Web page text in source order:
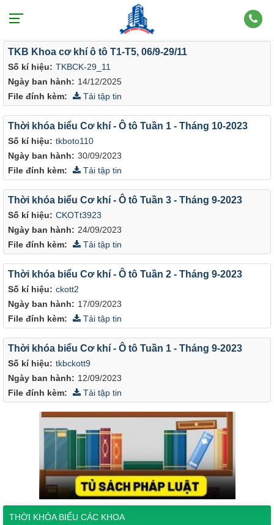
Văn bản theo cơ quan ban hành: KHOA CƠ KHÍ - Ô TÔ
Số kí hiệu: TKBCK-29_11
Ngày ban hành: 14/12/2025
TKB Khoa cơ khí ô tô T1-T5, 06/9-29/11
File đính kèm: Tải tập tin
Số kí hiệu: tkboto110
Ngày ban hành: 30/09/2023
Thời khóa biểu Cơ khí - Ô tô Tuần 1 - Tháng 10-2023
File đính kèm: Tải tập tin
Số kí hiệu: CKOTt3923
Ngày ban hành: 24/09/2023
Thời khóa biểu Cơ khí - Ô tô Tuần 3 - Tháng 9-2023
File đính kèm: Tải tập tin
Số kí hiệu: ckott2
Ngày ban hành: 17/09/2023
Thời khóa biểu Cơ khí - Ô tô Tuần 2 - Tháng 9-2023
File đính kèm: Tải tập tin
Số kí hiệu: tkbckott9
Ngày ban hành: 12/09/2023
Thời khóa biểu Cơ khí - Ô tô Tuần 1 - Tháng 9-2023
File đính kèm: Tải tập tin
THỜI KHÓA BIỂU CÁC KHOA